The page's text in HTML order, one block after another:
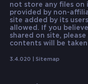
not store any files on
provided by non-
site added by its
allowed. If you
shared on site,
contents will be
3.4.020 | Sitemap